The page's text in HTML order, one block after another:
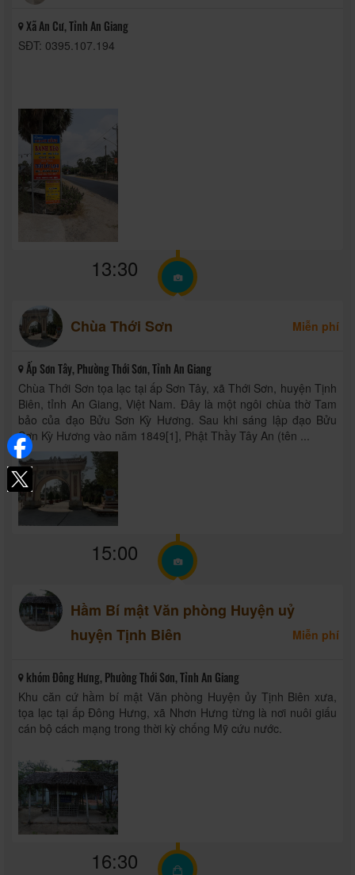
Xã An Cư, Tỉnh An Giang
SĐT: 0395.107.194
13:30
Chùa Thới Sơn Miễn phí
Ấp Sơn Tây, Phường Thới Sơn, Tỉnh An Giang
Chùa Thới Sơn tọa lạc tại ấp Sơn Tây, xã Thới Sơn, huyện Tịnh
Biên, tỉnh An Giang, Việt Nam. Đây là một ngôi chùa thờ Tam
bảo của đạo Bửu Sơn Kỳ Hương. Sau khi sáng lập đạo Bửu
Sơn Kỳ Hương vào năm 1849[1], Phật Thầy Tây An (tên ...
15:00
Hầm Bí mật Văn phòng Huyện uỷ
huyện Tịnh Biên
Miễn phí
khóm Đông Hưng, Phường Thới Sơn, Tỉnh An Giang
Khu căn cứ hầm bí mật Văn phòng Huyện ủy Tịnh Biên xưa,
tọa lạc tại ấp Đông Hưng, xã Nhơn Hưng từng là nơi nuôi giấu
cán bộ cách mạng trong thời kỳ chống Mỹ cứu nước.
16:30